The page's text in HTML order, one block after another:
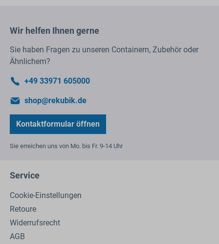
Wir helfen Ihnen gerne
Sie haben Fragen zu unseren Containern, Zubehör oder
Ähnlichem?
+49 33971 605000
shop@rekubik.de
Kontaktformular öffnen
Sie erreichen uns von Mo. bis Fr. 9-14 Uhr
Service
Cookie-Einstellungen
Retoure
Widerrufsrecht
AGB